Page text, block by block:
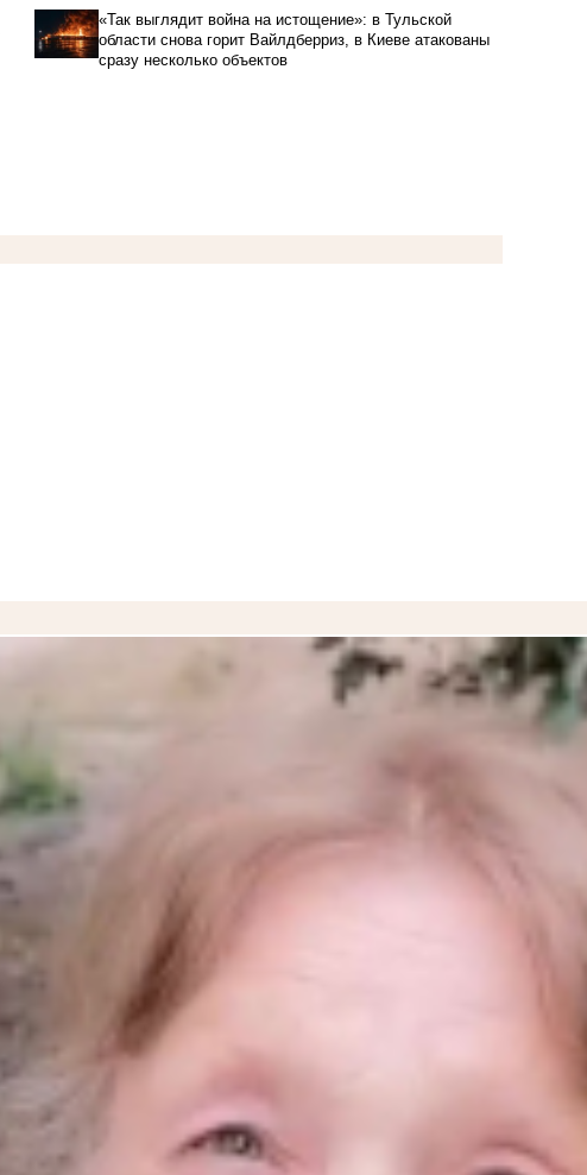
«Так выглядит война на истощение»: в Тульской
области снова горит Вайлдберриз, в Киеве атакованы
сразу несколько объектов